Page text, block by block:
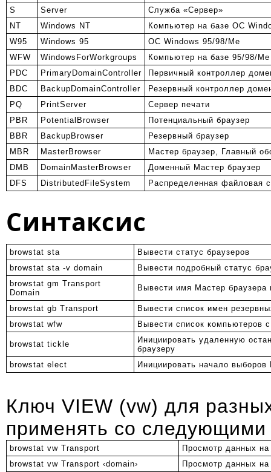
S
Server
Служба «Сервер»
NT
Windows NT
Компьютер на базе OC
W95
Windows 95
OC Windows 95/98/Me
WFW
WindowsForWorkgroups
Компьютер на базе 95/98/
PDC
PrimaryDomainController
Первичный контроллер
BDC
BackupDomainController
Резервный контроллер
PQ
PrintServer
Сервер печати
PBR
PotentialBrowser
Потенциальный браузер
BBR
BackupBrowser
Резервный браузер
MBR
MasterBrowser
Мастер браузер, Главный
DMB
DomainMasterBrowser
Доменный Мастер браузер
DFS
DistributedFileSystem Распределенная файловая
Синтаксис
browstat sta
Вывести статус браузеров
browstat sta -v domain
Вывести подробный статус
browstat gm Transport
Domain
Вывести имя Мастер браузера
browstat gb Transport
Вывести список имен
browstat wfw
Вывести список компьютеров
browstat tickle
Инициировать удаленную
браузеру
browstat elect
Инициировать начало выборов
Ключ VIEW (vw) для
применять со
browstat vw Transport
Просмотр данных на
browstat vw Transport ‹domain›
Просмотр данных